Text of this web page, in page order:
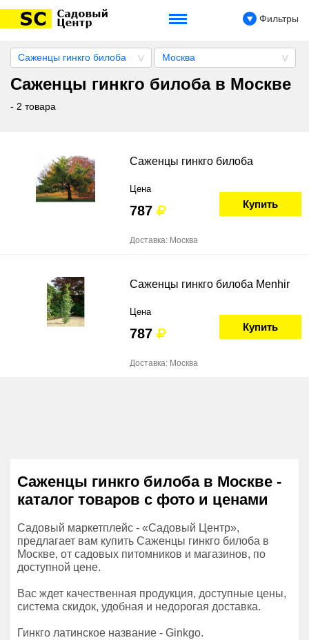
Фильтры
Саженцы гинкго билоба Москва
Саженцы гинкго билоба в Москве
- 2 товара
Саженцы гинкго билоба
Цена
787 Купить
Доставка: Москва
Саженцы гинкго билоба Menhir
Цена
787 Купить
Доставка: Москва
Саженцы гинкго билоба в Москве -
каталог товаров с фото и ценами
Садовый маркетплейс - «Садовый Центр»,
предлагает вам купить Саженцы гинкго билоба в
Москве, от садовых питомников и магазинов, по
доступной цене.
Вас ждет качественная продукция, доступные цены,
система скидок, удобная и недорогая доставка.
Гинкго латинское название - Ginkgo.